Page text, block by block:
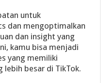
untuk
dan mengoptimalkan
dan insight yang
kamu bisa menjadi
yang memiliki
lebih besar di TikTok.